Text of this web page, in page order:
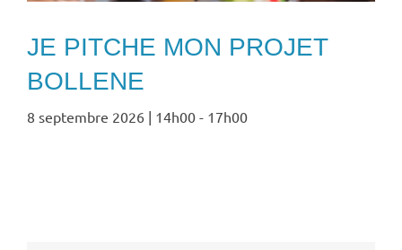
JE PITCHE MON PROJET
BOLLENE
8 septembre 2026 | 14h00 - 17h00